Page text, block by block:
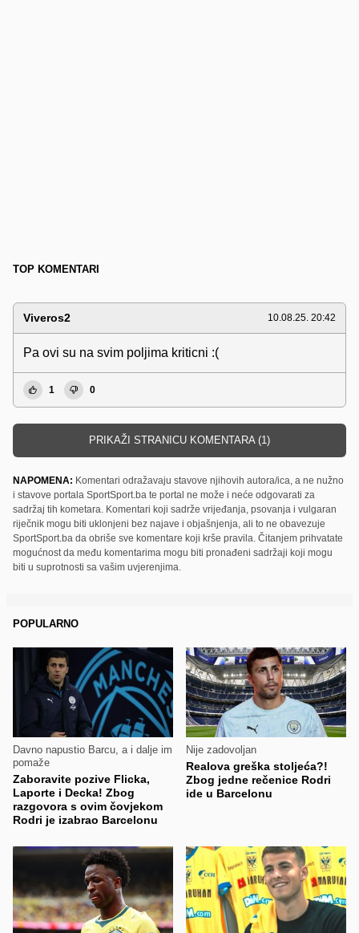
TOP KOMENTARI
Viveros2 10.08.25. 20:42
Pa ovi su na svim poljima kriticni :(
1 0
PRIKAŽI STRANICU KOMENTARA (1)
NAPOMENA: Komentari odražavaju stavove njihovih autora/ica, a ne nužno
i stavove portala SportSport.ba te portal ne može i neće odgovarati za
sadržaj tih kometara. Komentari koji sadrže vrijeđanja, psovanja i vulgaran
riječnik mogu biti uklonjeni bez najave i objašnjenja, ali to ne obavezuje
SportSport.ba da obriše sve komentare koji krše pravila. Čitanjem prihvatate
mogućnost da među komentarima mogu biti pronađeni sadržaji koji mogu
biti u suprotnosti sa vašim uvjerenjima.
POPULARNO
Davno napustio Barcu, a i dalje im
pomaže
Zaboravite pozive Flicka,
Laporte i Decka! Zbog
razgovora s ovim čovjekom
Rodri je izabrao Barcelonu
Nije zadovoljan
Realova greška stoljeća?!
Zbog jedne rečenice Rodri
ide u Barcelonu